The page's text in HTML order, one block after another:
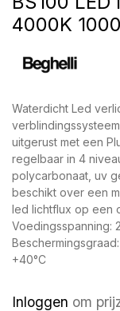
4000K
Waterdicht Led
uitgerust met een
regelbaar in 4
polycarbonaat, uv
beschikt over een
led lichtflux op een
Voedingsspanning:
+40°C
Inloggen om